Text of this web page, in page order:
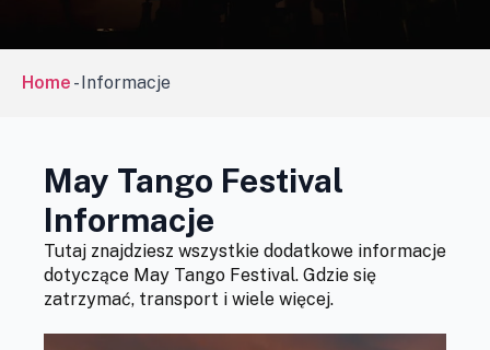
Home -Informacje
May Tango Festival
Informacje
Tutaj znajdziesz wszystkie dodatkowe informacje
dotyczące May Tango Festival. Gdzie się
zatrzymać, transport i wiele więcej.